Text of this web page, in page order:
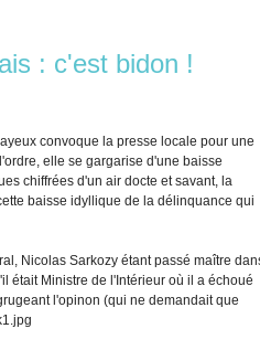
: c'est bidon !
convoque la presse locale pour une
elle se gargarise d'une baisse
chiffrées d'un air docte et savant, la
baisse idyllique de la délinquance qui
Nicolas Sarkozy étant passé maître
était Ministre de l'Intérieur où il a échoué
l'opinon (qui ne demandait que